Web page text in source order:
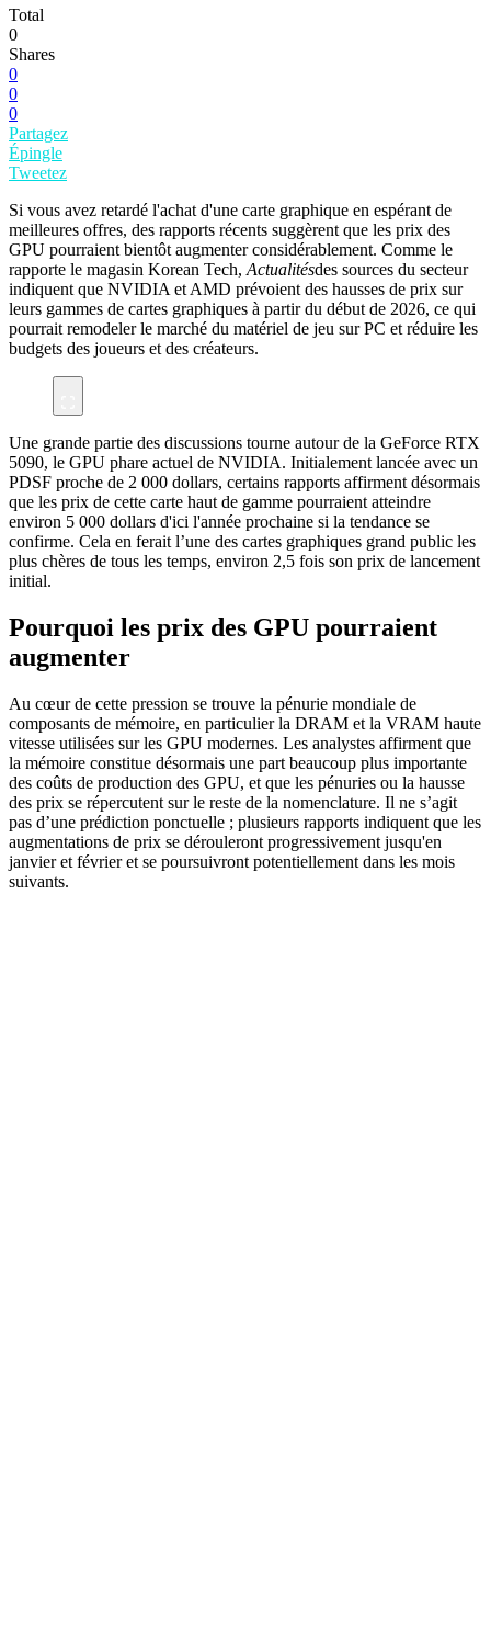
Total
0
Shares
0
0
0
Partagez
Épingle
Tweetez
Si vous avez retardé l'achat d'une carte graphique en espérant de
meilleures offres, des rapports récents suggèrent que les prix des
GPU pourraient bientôt augmenter considérablement. Comme le
rapporte le magasin Korean Tech, Actualitésdes sources du secteur
indiquent que NVIDIA et AMD prévoient des hausses de prix sur
leurs gammes de cartes graphiques à partir du début de 2026, ce qui
pourrait remodeler le marché du matériel de jeu sur PC et réduire les
budgets des joueurs et des créateurs.
Une grande partie des discussions tourne autour de la GeForce RTX
5090, le GPU phare actuel de NVIDIA. Initialement lancée avec un
PDSF proche de 2 000 dollars, certains rapports affirment désormais
que les prix de cette carte haut de gamme pourraient atteindre
environ 5 000 dollars d'ici l'année prochaine si la tendance se
confirme. Cela en ferait l’une des cartes graphiques grand public les
plus chères de tous les temps, environ 2,5 fois son prix de lancement
initial.
Pourquoi les prix des GPU pourraient
augmenter
Au cœur de cette pression se trouve la pénurie mondiale de
composants de mémoire, en particulier la DRAM et la VRAM haute
vitesse utilisées sur les GPU modernes. Les analystes affirment que
la mémoire constitue désormais une part beaucoup plus importante
des coûts de production des GPU, et que les pénuries ou la hausse
des prix se répercutent sur le reste de la nomenclature. Il ne s’agit
pas d’une prédiction ponctuelle ; plusieurs rapports indiquent que les
augmentations de prix se dérouleront progressivement jusqu'en
janvier et février et se poursuivront potentiellement dans les mois
suivants.